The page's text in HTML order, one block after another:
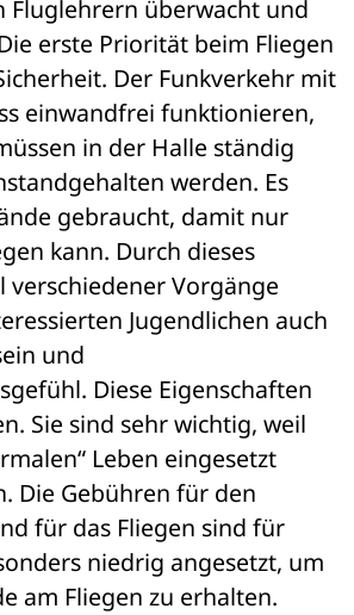
Fluglehrern überwacht und
erste Priorität beim Fliegen
Der Funkverkehr mit
einwandfrei funktionieren,
in der Halle ständig
werden. Es
gebraucht, damit nur
kann. Durch dieses
verschiedener Vorgänge
Jugendlichen auch
und
Diese Eigenschaften
Sie sind sehr wichtig, weil
Leben eingesetzt
Die Gebühren für den
für das Fliegen sind für
niedrig angesetzt, um
am Fliegen zu erhalten.